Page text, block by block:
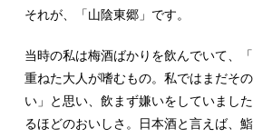
それが、「山陰東郷」です。
当時の私は梅酒ばかりを飲んでいて、
重ねた大人が嗜むもの。私ではまだそ
い」と思い、飲まず嫌いをしていまし
るほどのおいしさ。日本酒と言えば、